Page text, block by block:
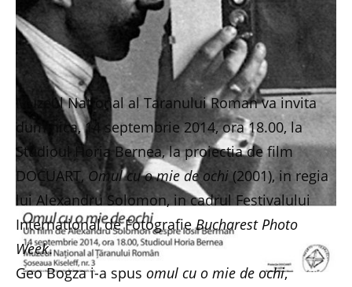
Muzeul National al Taranului Roman va invita
duminica, 14 septembrie 2014, ora 18.00, la
Studioul Horia Bernea, la proiectia de film
DOCUART, Omul cu o mie de ochi (2001), in regia
lui Alexandru Solomon, in cadrul Festivalului
International de FotografieBucharest Photo
Week.
Geo Bogza i-a spus omul cu o mie de ochi,